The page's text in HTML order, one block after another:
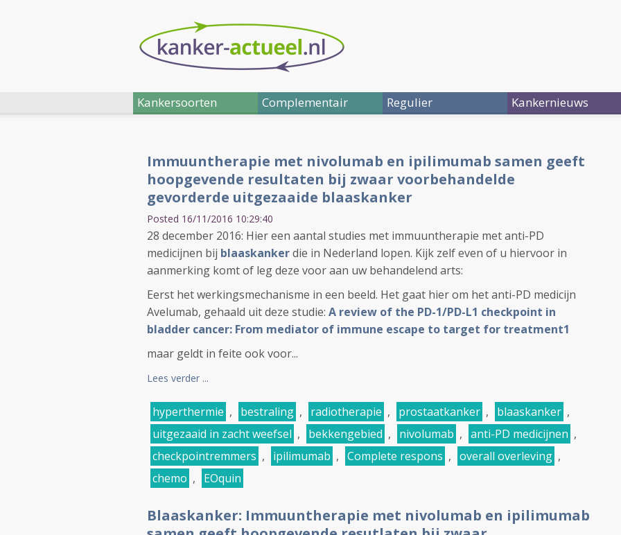
Kankersoorten Complementair Regulier Kankernieuws
Immuuntherapie met nivolumab en ipilimumab samen geeft
hoopgevende resultaten bij zwaar voorbehandelde
gevorderde uitgezaaide blaaskanker
Posted 16/11/2016 10:29:40
28 december 2016: Hier een aantal studies met immuuntherapie met anti-PD
medicijnen bij blaaskankerdie in Nederland lopen. Kijk zelf even of u hiervoor in
aanmerking komt of leg deze voor aan uw behandelend arts:
Eerst het werkingsmechanisme in een beeld. Het gaat hier om het anti-PD medicijn
Avelumab, gehaald uit deze studie: A review of the PD-1/PD-L1 checkpoint in
bladder cancer: From mediator of immune escape to target for treatment1
maar geldt in feite ook voor...
Lees verder ...
hyperthermie , bestraling , radiotherapie , prostaatkanker , blaaskanker ,
uitgezaaid in zacht weefsel , bekkengebied , nivolumab , anti-PD medicijnen ,
checkpointremmers , ipilimumab , Complete respons , overall overleving ,
chemo , EOquin
Blaaskanker: Immuuntherapie met nivolumab en ipilimumab